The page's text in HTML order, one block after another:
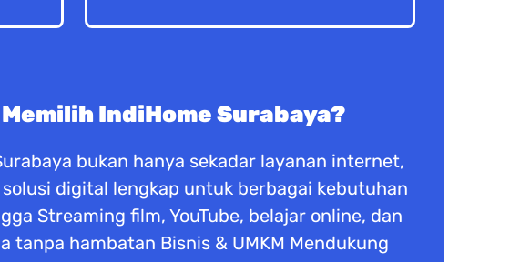
IndiHome Surabaya?
bukan hanya sekadar layanan internet,
digital lengkap untuk berbagai kebutuhan
Streaming film, YouTube, belajar online, dan
tanpa hambatan Bisnis & UMKM Mendukung